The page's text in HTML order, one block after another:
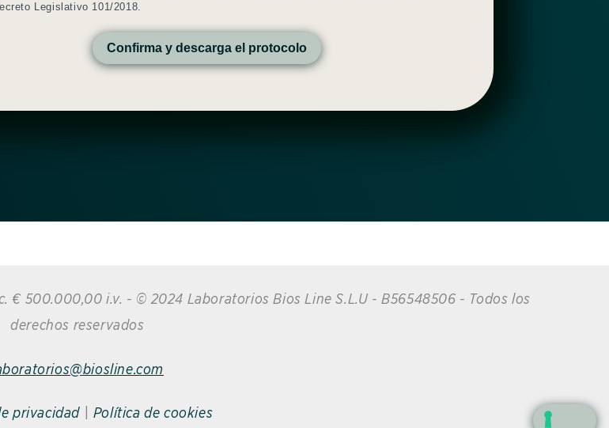
Legislativo 101/2018.
Confirma y descarga el protocolo
€ 500.000,00 i.v. - © 2024 Laboratorios Bios Line S.L.U - B56548506 - Todos los
derechos reservados
privacidad| Política de cookies